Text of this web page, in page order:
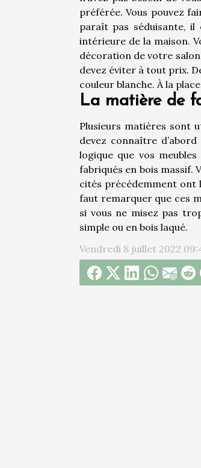
préférée. Vous pouvez
paraît pas séduisante,
intérieure de la maison.
décoration de votre
devez éviter à tout prix.
couleur blanche. À la
La matière de
Plusieurs matières sont
devez connaître
logique que vos
fabriqués en bois massif.
cités précédemment ont
faut remarquer que ces
si vous ne misez pas
simple ou en bois laqué.
Vendredi 8 juillet 2022